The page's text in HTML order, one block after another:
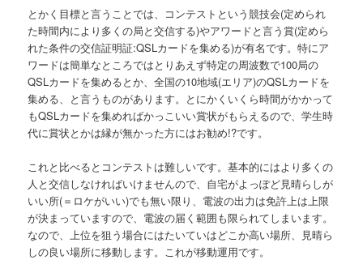
とかく目標と言うことでは、コンテストという競技会(定められ
た時間内により多くの局と交信する)やアワードと言う賞(定めら
れた条件の交信証明証:QSLカードを集める)が有名です。特にア
ワードは簡単なところではとりあえず特定の周波数で100局の
QSLカードを集めるとか、全国の10地域(エリア)のQSLカードを
集める、と言うものがあります。とにかくいくら時間がかかって
もQSLカードを集めればかっこいい賞状がもらえるので、学生時
代に賞状とかは縁が無かった方にはお勧め!?です。
これと比べるとコンテストは難しいです。基本的にはより多くの
人と交信しなければいけませんので、自宅がよっぽど見晴らしが
いい所(＝ロケがいい)でも無い限り、電波の出力は免許上は上限
が決まっていますので、電波の届く範囲も限られてしまいます。
なので、上位を狙う場合にはたいていはどこか高い場所、見晴ら
しの良い場所に移動します。これが移動運用です。